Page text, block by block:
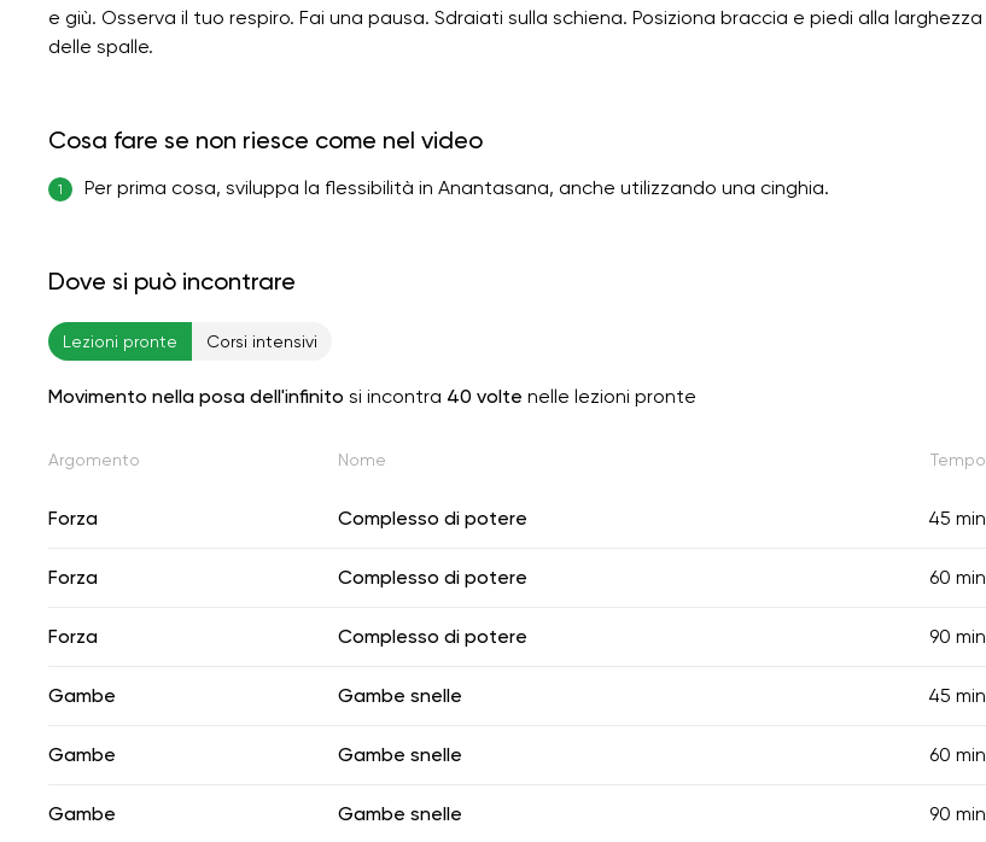
e giù. Osserva il tuo respiro. Fai una pausa. Sdraiati sulla schiena. Posiziona braccia e piedi alla larghezza
delle spalle.
Cosa fare se non riesce come nel video
1 Per prima cosa, sviluppa la flessibilità in Anantasana, anche utilizzando una cinghia.
Dove si può incontrare
Lezioni pronte Corsi intensivi
Movimento nella posa dell'infinito si incontra 40 volte nelle lezioni pronte
Argomento Nome Tempo
Forza Complesso di potere 45 min
Forza Complesso di potere 60 min
Forza Complesso di potere 90 min
Gambe Gambe snelle 45 min
Gambe Gambe snelle 60 min
Gambe Gambe snelle 90 min